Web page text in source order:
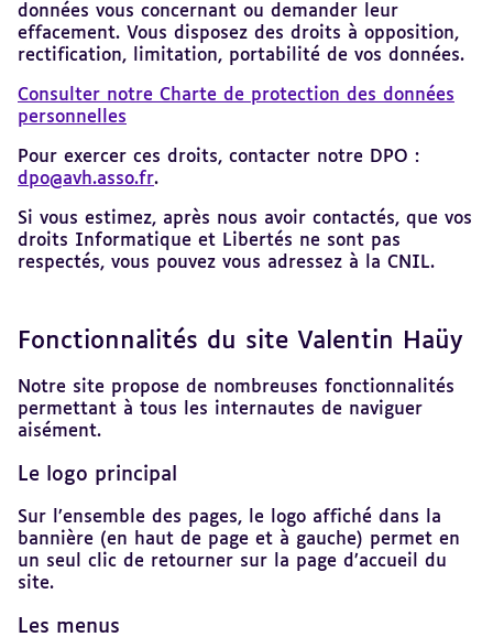
données vous concernant ou demander leur
effacement. Vous disposez des droits à opposition,
rectification, limitation, portabilité de vos données.
Consulter notre Charte de protection des données
personnelles
Pour exercer ces droits, contacter notre DPO :
dpo@avh.asso.fr.
Si vous estimez, après nous avoir contactés, que vos
droits Informatique et Libertés ne sont pas
respectés, vous pouvez vous adressez à la CNIL.
Fonctionnalités du site Valentin Haüy
Notre site propose de nombreuses fonctionnalités
permettant à tous les internautes de naviguer
aisément.
Le logo principal
Sur l’ensemble des pages, le logo affiché dans la
bannière (en haut de page et à gauche) permet en
un seul clic de retourner sur la page d’accueil du
site.
Les menus